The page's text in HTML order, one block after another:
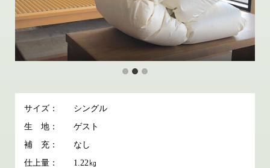
サイズ：
シングル
生 地：
ゲスト
補 充：
なし
仕上量：
1.22㎏